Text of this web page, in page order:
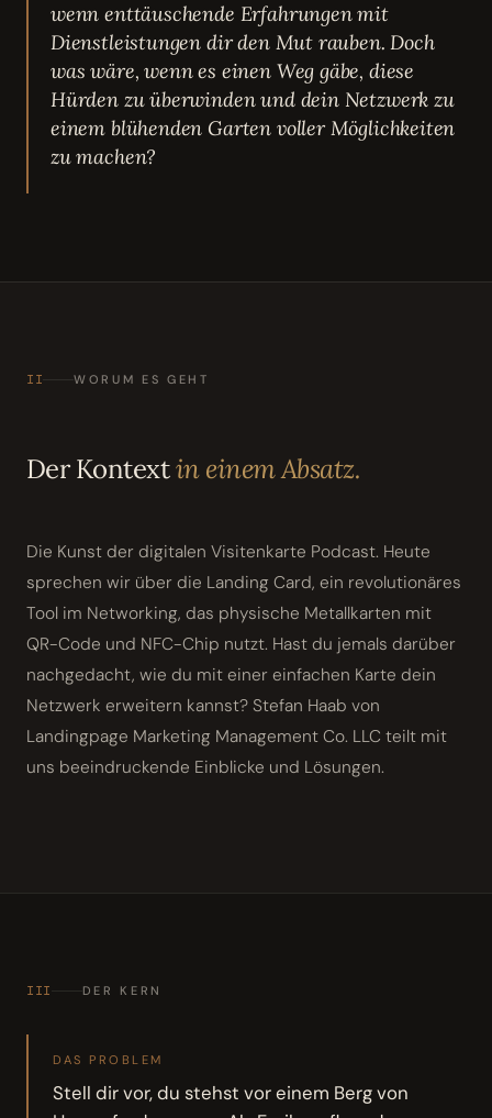
wenn enttäuschende Erfahrungen mit
Dienstleistungen dir den Mut rauben. Doch
was wäre, wenn es einen Weg gäbe, diese
Hürden zu überwinden und dein Netzwerk zu
einem blühenden Garten voller Möglichkeiten
zu machen?
II WORUM ES GEHT
Der Kontextin einem Absatz.
Die Kunst der digitalen Visitenkarte Podcast. Heute
sprechen wir über die Landing Card, ein revolutionäres
Tool im Networking, das physische Metallkarten mit
QR-Code und NFC-Chip nutzt. Hast du jemals darüber
nachgedacht, wie du mit einer einfachen Karte dein
Netzwerk erweitern kannst? Stefan Haab von
Landingpage Marketing Management Co. LLC teilt mit
uns beeindruckende Einblicke und Lösungen.
III DER KERN
DAS PROBLEM
Stell dir vor, du stehst vor einem Berg von